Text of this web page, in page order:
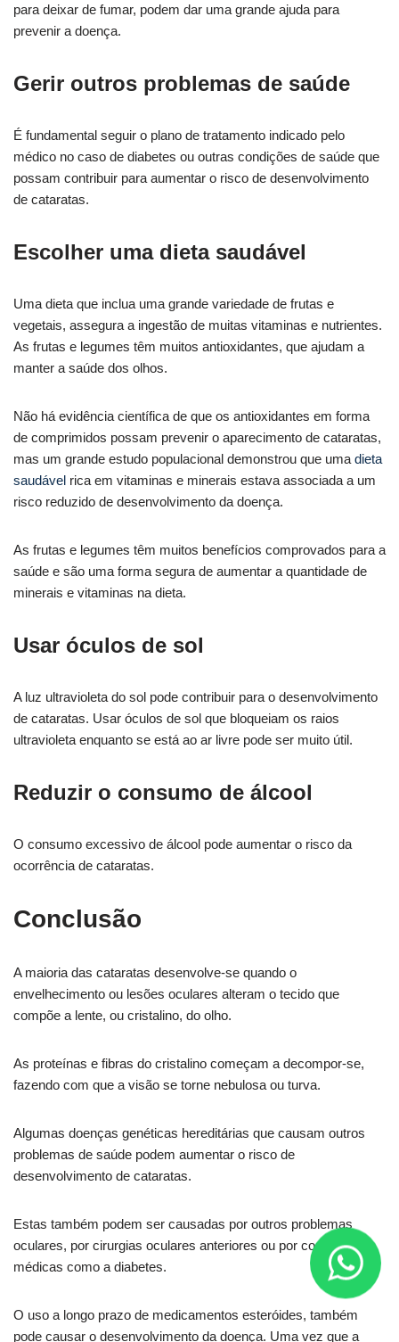
para deixar de fumar, podem dar uma grande ajuda para
prevenir a doença.
Gerir outros problemas de saúde
É fundamental seguir o plano de tratamento indicado pelo
médico no caso de diabetes ou outras condições de saúde que
possam contribuir para aumentar o risco de desenvolvimento
de cataratas.
Escolher uma dieta saudável
Uma dieta que inclua uma grande variedade de frutas e
vegetais, assegura a ingestão de muitas vitaminas e nutrientes.
As frutas e legumes têm muitos antioxidantes, que ajudam a
manter a saúde dos olhos.
Não há evidência científica de que os antioxidantes em forma
de comprimidos possam prevenir o aparecimento de cataratas,
mas um grande estudo populacional demonstrou que uma dieta
saudável rica em vitaminas e minerais estava associada a um
risco reduzido de desenvolvimento da doença.
As frutas e legumes têm muitos benefícios comprovados para a
saúde e são uma forma segura de aumentar a quantidade de
minerais e vitaminas na dieta.
Usar óculos de sol
A luz ultravioleta do sol pode contribuir para o desenvolvimento
de cataratas. Usar óculos de sol que bloqueiam os raios
ultravioleta enquanto se está ao ar livre pode ser muito útil.
Reduzir o consumo de álcool
O consumo excessivo de álcool pode aumentar o risco da
ocorrência de cataratas.
Conclusão
A maioria das cataratas desenvolve-se quando o
envelhecimento ou lesões oculares alteram o tecido que
compõe a lente, ou cristalino, do olho.
As proteínas e fibras do cristalino começam a decompor-se,
fazendo com que a visão se torne nebulosa ou turva.
Algumas doenças genéticas hereditárias que causam outros
problemas de saúde podem aumentar o risco de
desenvolvimento de cataratas.
Estas também podem ser causadas por outros problemas
oculares, por cirurgias oculares anteriores ou por condições
médicas como a diabetes.
O uso a longo prazo de medicamentos esteróides, também
pode causar o desenvolvimento da doença. Uma vez que a